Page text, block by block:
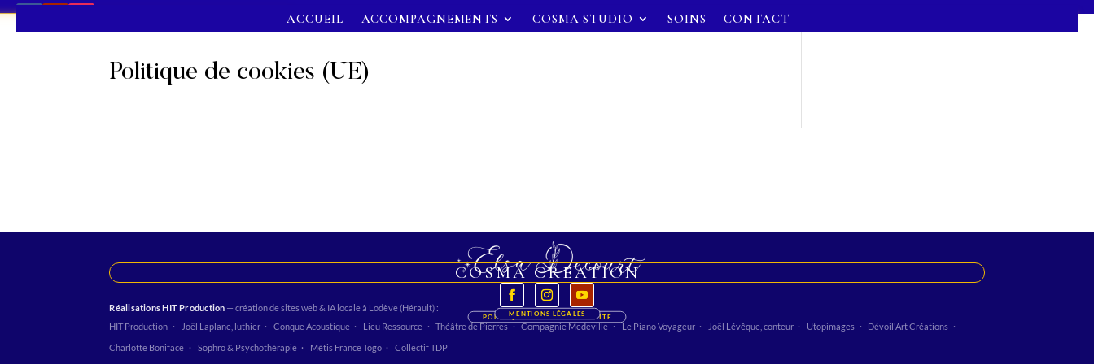
ACCUEIL ACCOMPAGNEMENTS COSMA STUDIO SOINS CONTACT
Politique de cookies (UE)
COSMA CREATION
POLITIQUE DE CONFIDENTIALITÉ
MENTIONS LÉGALES
Réalisations HIT Production — création de sites web & IA locale à Lodève (Hérault) :
HIT Production
Joël Laplane, luthier Conque Acoustique Lieu Ressource Théâtre de Pierres Compagnie Medeville Le Piano Voyageur Joël Lévêque, conteur Utopimages
Dévoil'Art Créations
Charlotte Boniface
Sophro & Psychothérapie Métis France Togo Collectif TDP